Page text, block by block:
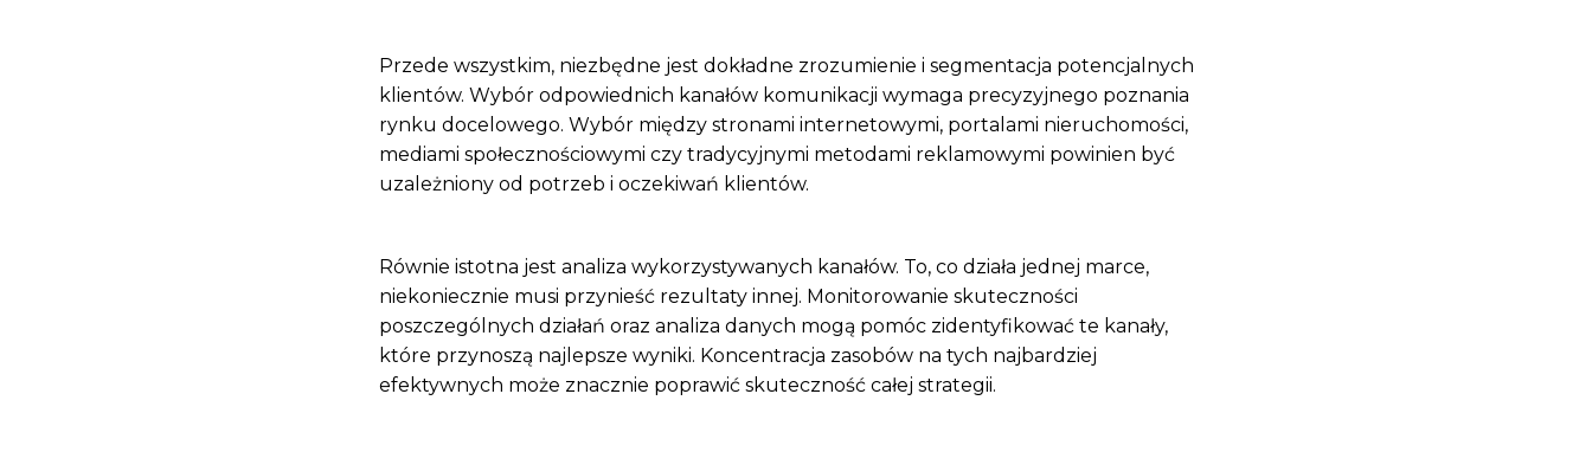
Przede wszystkim, niezbędne jest dokładne zrozumienie i segmentacja potencjalnych
klientów. Wybór odpowiednich kanałów komunikacji wymaga precyzyjnego poznania
rynku docelowego. Wybór między stronami internetowymi, portalami nieruchomości,
mediami społecznościowymi czy tradycyjnymi metodami reklamowymi powinien być
uzależniony od potrzeb i oczekiwań klientów.
Równie istotna jest analiza wykorzystywanych kanałów. To, co działa jednej marce,
niekoniecznie musi przynieść rezultaty innej. Monitorowanie skuteczności
poszczególnych działań oraz analiza danych mogą pomóc zidentyfikować te kanały,
które przynoszą najlepsze wyniki. Koncentracja zasobów na tych najbardziej
efektywnych może znacznie poprawić skuteczność całej strategii.